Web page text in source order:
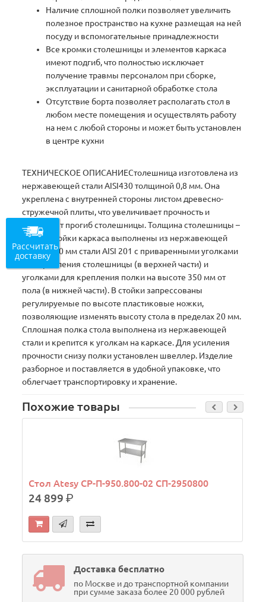
Наличие сплошной полки позволяет увеличить
полезное пространство на кухне размещая на ней
посуду и вспомогательные принадлежности
Все кромки столешницы и элементов каркаса
имеют подгиб, что полностью исключает
получение травмы персоналом при сборке,
эксплуатации и санитарной обработке стола
Отсутствие борта позволяет располагать стол в
любом месте помещения и осуществлять работу
на нем с любой стороны и может быть установлен
в центре кухни
ТЕХНИЧЕСКОЕ ОПИСАНИЕСтолешница изготовлена из
нержавеющей стали AISI430 толщиной 0,8 мм. Она
укреплена с внутренней стороны листом древесно-
стружечной плиты, что увеличивает прочность и
исключает прогиб столешницы. Толщина столешницы –
50 мм. Стойки каркаса выполнены из нержавеющей
трубы O40 мм стали AISI 201 с приваренными уголками
для крепления столешницы (в верхней части) и
уголками для крепления полки на высоте 350 мм от
пола (в нижней части). В стойки запрессованы
регулируемые по высоте пластиковые ножки,
позволяющие изменять высоту стола в пределах 20 мм.
Сплошная полка стола выполнена из нержавеющей
стали и крепится к уголкам на каркасе. Для усиления
прочности снизу полки установлен швеллер. Изделие
разборное и поставляется в удобной упаковке, что
облегчает транспортировку и хранение.
Похожие товары
Стол Atesy СР-П-950.800-02 СП-2950800
24 899р.
Доставка бесплатно
по Москве и до транспортной компании
при сумме заказа более 20 000 рублей
Рассчитать
доставку